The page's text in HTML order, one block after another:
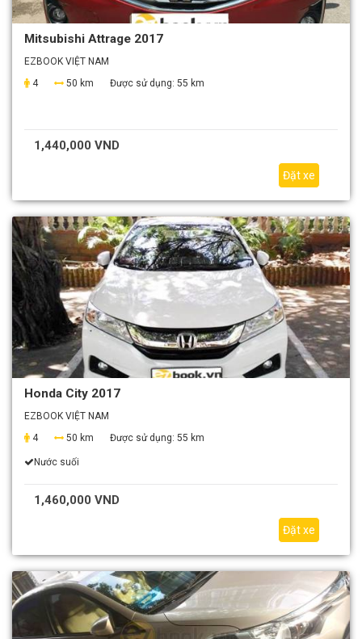
Mitsubishi Attrage 2017
EZBOOK VIỆT NAM
4
50 km Được sử dụng: 55 km
1,440,000 VND
Đặt xe
Honda City 2017
EZBOOK VIỆT NAM
4
50 km Được sử dụng: 55 km
Nước suối
1,460,000 VND
Đặt xe